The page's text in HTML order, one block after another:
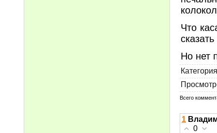
Что
Но нет
Категория
Всего
1
0